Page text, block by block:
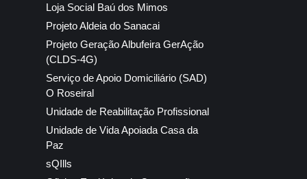
Loja Social Baú dos Mimos
Projeto Aldeia do Sanacai
Projeto Geração Albufeira GerAção
(CLDS-4G)
Serviço de Apoio Domiciliário (SAD)
O Roseiral
Unidade de Reabilitação Profissional
Unidade de Vida Apoiada Casa da
Paz
sQIlls